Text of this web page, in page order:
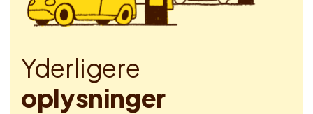
Yderligere
oplysninger